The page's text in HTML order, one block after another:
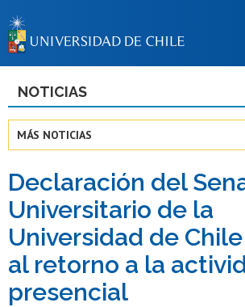
BIBLIOTECAS
Estudiantes
Académicas/os
Funcionarias/os
Egresadas/os
NOTICIAS
MÁS NOTICIAS
Declaración del
Universitario de la
Universidad de
al retorno a la
presencial